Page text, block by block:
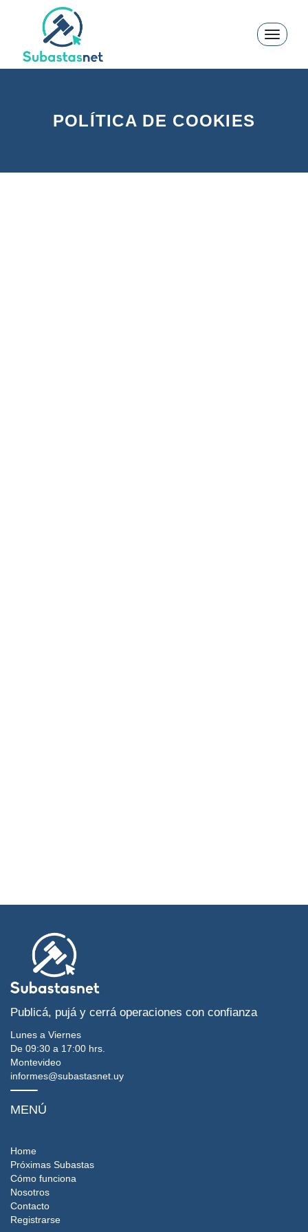
Toggle
POLÍTICA DE COOKIES
Publicá, pujá y cerrá operaciones con confianza
Lunes a Viernes
De 09:30 a 17:00 hrs.
Montevideo
informes@subastasnet.uy
MENÚ
Home
Próximas Subastas
Cómo funciona
Nosotros
Contacto
Registrarse